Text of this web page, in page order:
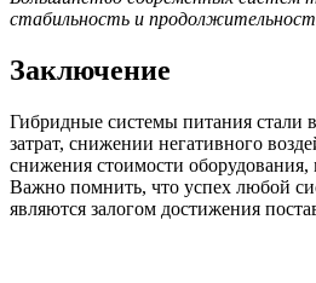
стабильность и
Заключение
Гибридные системы питания стали
затрат, снижении негативного
снижения стоимости
Важно помнить, что успех любой
являются залогом достижения